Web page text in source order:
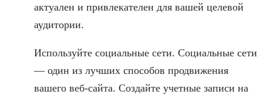
актуален и привлекателен для вашей целевой
аудитории.
Используйте социальные сети. Социальные сети
— один из лучших способов продвижения
вашего веб-сайта. Создайте учетные записи на